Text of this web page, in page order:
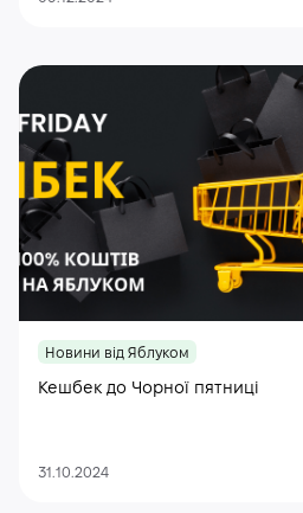
Новини від Яблуком
Кешбек до Чорної пятниці
31.10.2024